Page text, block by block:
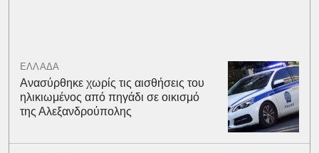
ΕΛΛΑΔΑ
Ανασύρθηκε χωρίς τις αισθήσεις του
ηλικιωμένος από πηγάδι σε οικισμό
της Αλεξανδρούπολης